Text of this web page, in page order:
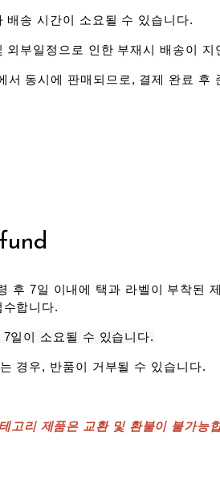
배송 시간이 소요될 수 있습니다.
외부일정으로 인한 부재시 배송이 지
서 동시에 판매되므로, 결제 완료 후
후 7일 이내에 택과 라벨이 부착된
합니다.
일이 소요될 수 있습니다.
경우, 반품이 거부될 수 있습니다.
리 제품은 교환 및 환불이 불가능